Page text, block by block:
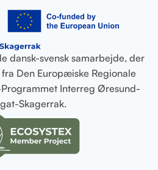
dansk-svensk samarbejde, der
Den Europæiske Regionale
Interreg Øresund-
Skagerrak.